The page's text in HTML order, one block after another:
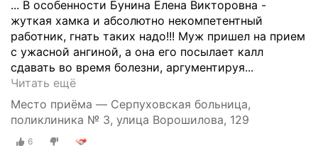
... В особенности Бунина Елена Викторовна -
жуткая хамка и абсолютно некомпетентный
работник, гнать таких надо!!! Муж пришел на прием
с ужасной ангиной, а она его посылает калл
сдавать во время болезни, аргументируя...
Читать ещёС
а
м
ы
й
Место приёма — Серпуховская больница,
поликлиника № 3, улица Ворошилова, 129
6